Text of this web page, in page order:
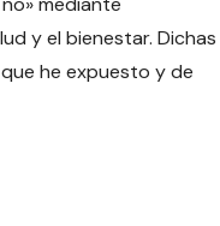
y el bienestar. Dichas
he expuesto y de